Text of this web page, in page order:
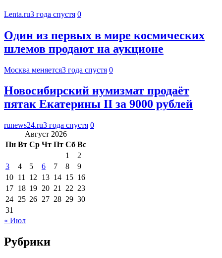
Lenta.ru3 года спустя 0
Один из первых в мире космических
шлемов продают на аукционе
Москва меняется3 года спустя 0
Новосибирский нумизмат продаёт
пятак Екатерины II за 9000 рублей
runews24.ru3 года спустя 0
Август 2026
Пн Вт Ср Чт Пт Сб Вс
1
2
3
4 5 6 7 8
9
10 11 12 13 14 15 16
17 18 19 20 21 22 23
24 25 26 27 28 29 30
31
« Июл
Рубрики